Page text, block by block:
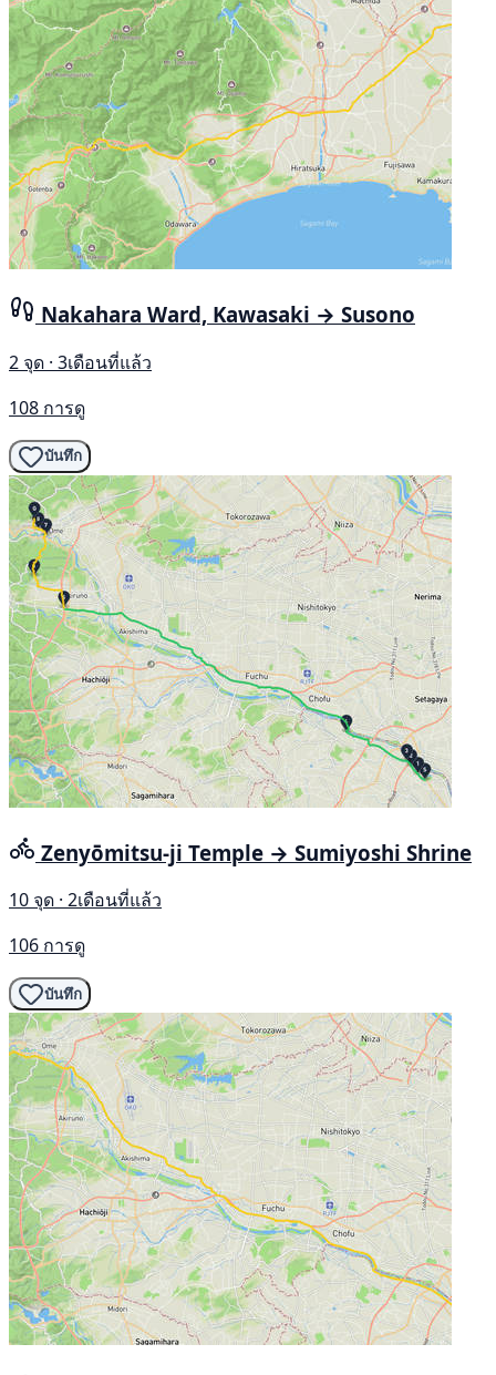
Nakahara Ward, Kawasaki → Susono
2 จุด · 3เดือนที่แล้ว
108 การดู
บันทึก
Zenyōmitsu-ji Temple → Sumiyoshi Shrine
10 จุด · 2เดือนที่แล้ว
106 การดู
บันทึก